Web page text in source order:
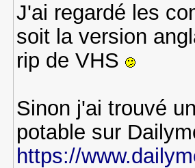
J'ai regardé les
soit la version
rip de VHS
Sinon j'ai trouvé
potable sur
https://